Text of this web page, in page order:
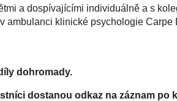
a dospívajícími individuálně a s
ambulanci klinické psychologie Carpe
dohromady.
dostanou odkaz na záznam po